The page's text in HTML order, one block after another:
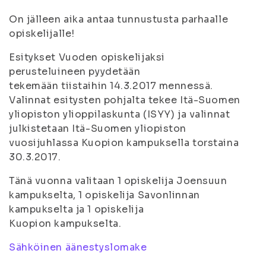
On jälleen aika antaa tunnustusta parhaalle
opiskelijalle!
Esitykset Vuoden opiskelijaksi
perusteluineen pyydetään
tekemään tiistaihin 14.3.2017 mennessä.
Valinnat esitysten pohjalta tekee Itä-Suomen
yliopiston ylioppilaskunta (ISYY) ja valinnat
julkistetaan Itä-Suomen yliopiston
vuosijuhlassa Kuopion kampuksella torstaina
30.3.2017.
Tänä vuonna valitaan 1 opiskelija Joensuun
kampukselta, 1 opiskelija Savonlinnan
kampukselta ja 1 opiskelija
Kuopion kampukselta.
Sähköinen äänestyslomake